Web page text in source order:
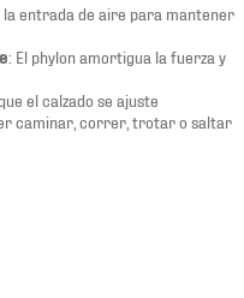
entrada de aire para mantener
: El phylon amortigua la fuerza y
el calzado se ajuste
caminar, correr, trotar o saltar